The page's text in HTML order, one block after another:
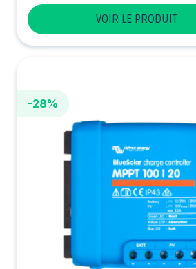
VOIR LE PRODUIT
-28%